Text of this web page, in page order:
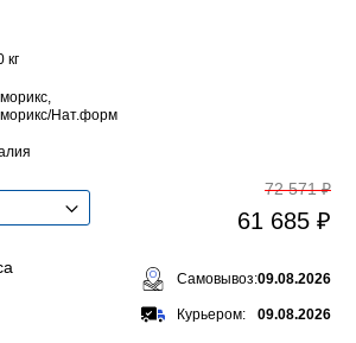
кг
Нат.форм
72 571 ₽
61 685 ₽
Самовывоз:09.08.2026
Курьером: 09.08.2026